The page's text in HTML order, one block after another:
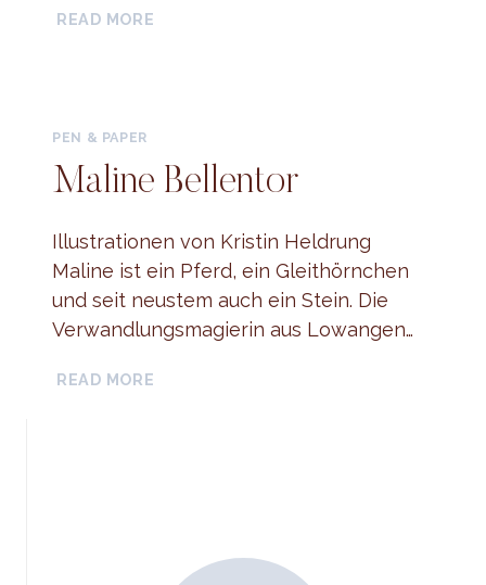
READ MORE
PEN & PAPER
Maline Bellentor
Illustrationen von Kristin Heldrung
Maline ist ein Pferd, ein Gleithörnchen
und seit neustem auch ein Stein. Die
Verwandlungsmagierin aus Lowangen…
READ MORE